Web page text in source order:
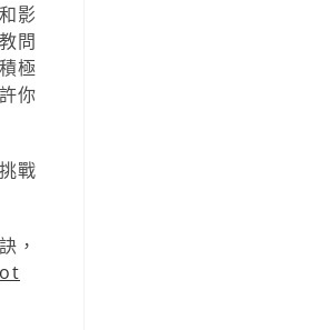
影
問
極
你
戰
，